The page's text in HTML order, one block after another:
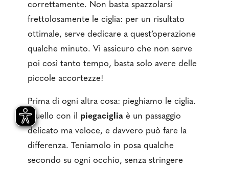
correttamente. Non basta spazzolarsi
frettolosamente le ciglia: per un risultato
ottimale, serve dedicare a quest’operazione
qualche minuto. Vi assicuro che non serve
poi così tanto tempo, basta solo avere delle
piccole accortezze!
Prima di ogni altra cosa: pieghiamo le ciglia.
Quello con il piegaciglia è un passaggio
delicato ma veloce, e davvero può fare la
differenza. Teniamolo in posa qualche
secondo su ogni occhio, senza stringere